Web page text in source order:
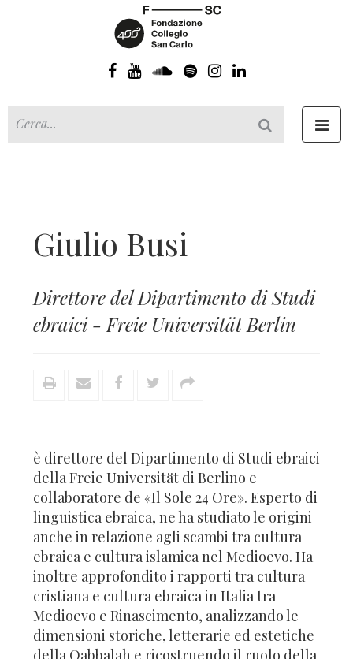
Giulio Busi
Direttore del Dipartimento di Studi
ebraici - Freie Universität Berlin
è direttore del Dipartimento di Studi ebraici
della Freie Universität di Berlino e
collaboratore de «Il Sole 24 Ore». Esperto di
linguistica ebraica, ne ha studiato le origini
anche in relazione agli scambi tra cultura
ebraica e cultura islamica nel Medioevo. Ha
inoltre approfondito i rapporti tra cultura
cristiana e cultura ebraica in Italia tra
Medioevo e Rinascimento, analizzando le
dimensioni storiche, letterarie ed estetiche
della Qabbalah e ricostruendo il ruolo della